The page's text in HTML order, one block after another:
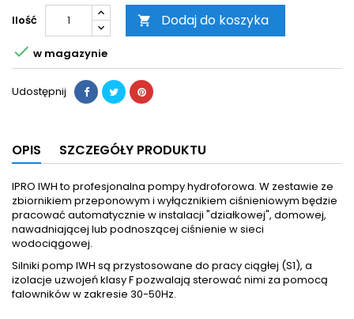
Ilość
 Dodaj do koszyka
 w magazynie
Udostępnij
OPIS SZCZEGÓŁY PRODUKTU
IPRO IWH to profesjonalna pompy hydroforowa. W zestawie ze
zbiornikiem przeponowym i wyłącznikiem ciśnieniowym będzie
pracować automatycznie w instalacji "działkowej", domowej,
nawadniającej lub podnoszącej ciśnienie w sieci
wodociągowej.
Silniki pomp IWH są przystosowane do pracy ciągłej (S1), a
izolacje uzwojeń klasy F pozwalają sterować nimi za pomocą
falowników w zakresie 30-50Hz.